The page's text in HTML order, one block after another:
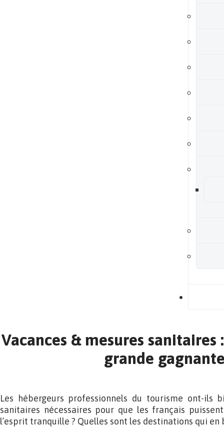
Vacances & mesures
grande
Les hébergeurs professionnels du tourisme ont-ils
sanitaires nécessaires pour que les français
l’esprit tranquille ? Quelles sont les destinations qui en